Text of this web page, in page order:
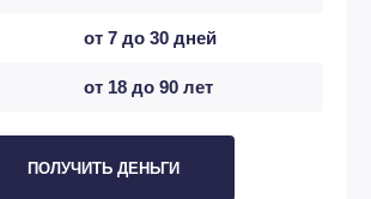
от 7 до 30 дней
от 18 до 90 лет
ПОЛУЧИТЬ ДЕНЬГИ